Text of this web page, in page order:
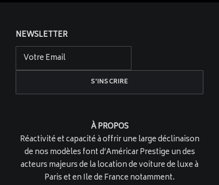
NEWSLETTER
À PROPOS
Réactivité et capacité à offrir une large déclinaison
de nos modèles font d’Américar Prestige un des
acteurs majeurs de la location de voiture de luxe à
Paris et en Ile de France notamment.